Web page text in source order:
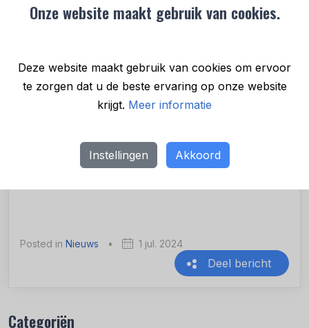
Onze website maakt gebruik van cookies.
Deze website maakt gebruik van cookies om ervoor
te zorgen dat u de beste ervaring op onze website
krijgt. Meer informatie
Instellingen Akkoord
Dier, mens en milieu
De Gezondheidsraad concludeert
dat een
voedingspatroon met 60 procent plantaardige
eiwitten beter is voor de gezondheid van de meeste
25 procent lagere milieu-impact van onze voeding.
De Gezondheidsraad wijst onder andere naar
Posted in Nieuws • 1 jul. 2024
Deel bericht
Categoriën